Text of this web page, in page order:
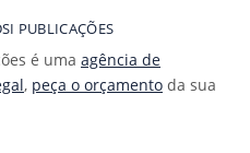
PUBLICAÇÕES
é uma agência de
, peça o orçamento da sua